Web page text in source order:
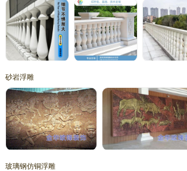
砂岩浮雕
玻璃钢仿铜浮雕